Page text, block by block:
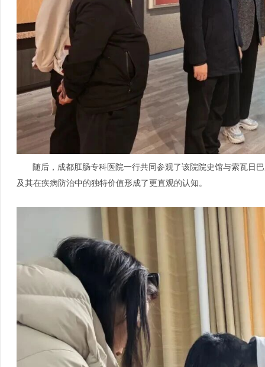
随后，成都肛肠专科医院一行共同参观了该院院史馆与索瓦日
及其在疾病防治中的独特价值形成了更直观的认知。